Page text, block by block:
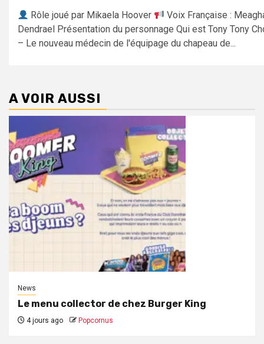
Rôle joué par Mikaela Hoover
Voix Française :
Dendrael Présentation du personnage Qui est Tony Tony
– Le nouveau médecin de l'équipage du chapeau de...
A VOIR AUSSI
News
Le menu collector de chez Burger King
4 jours ago Popcornus